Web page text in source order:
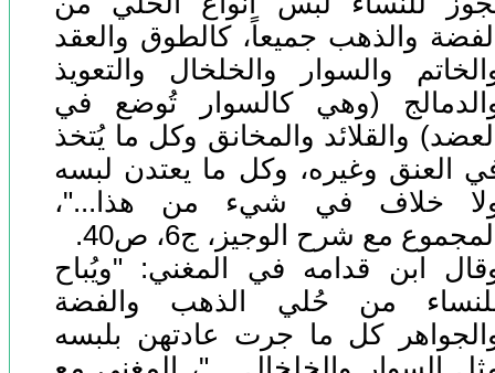
والذهب جميعاً، كالطوق والعقد
والسوار والخلخال والتعويذ
(وهي كالسوار تُوضع في
والقلائد والمخانق وكل ما يُتخذ
العنق وغيره، وكل ما يعتدن لبسه
خلاف في شيء من هذا..."،
مع شرح الوجيز، ج6، ص40.
ابن قدامه في المغني: "ويُباح
من حُلي الذهب والفضة
كل ما جرت عادتهن بلبسه